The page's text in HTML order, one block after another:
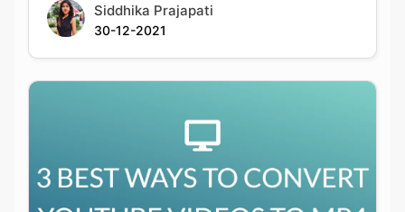
Siddhika Prajapati
30-12-2021